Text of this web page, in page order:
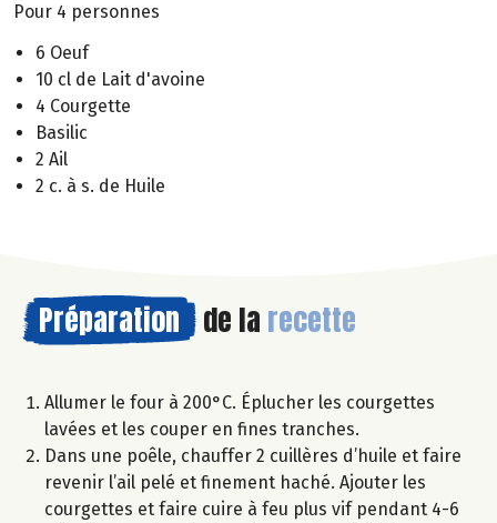
Pour 4 personnes
6 Oeuf
10 cl de Lait d'avoine
4 Courgette
Basilic
2 Ail
2 c. à s. de Huile
Préparation de la recette
Allumer le four à 200°C. Éplucher les courgettes
lavées et les couper en fines tranches.
Dans une poêle, chauffer 2 cuillères d’huile et faire
revenir l’ail pelé et finement haché. Ajouter les
courgettes et faire cuire à feu plus vif pendant 4-6